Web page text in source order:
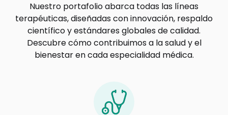
Nuestro portafolio abarca todas las líneas
terapéuticas, diseñadas con innovación, respaldo
científico y estándares globales de calidad.
Descubre cómo contribuimos a la salud y el
bienestar en cada especialidad médica.